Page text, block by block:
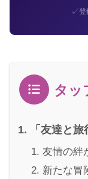
✓登
タッ
「友達と
友情の絆
新たな冒